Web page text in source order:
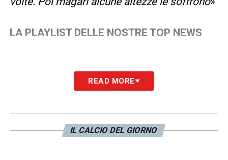
LA PLAYLIST DELLE NOSTRE TOP NEWS
READ MORE
IL CALCIO DEL GIORNO